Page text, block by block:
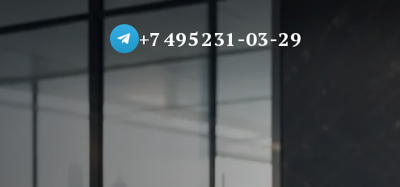
+7 495 231-03-29